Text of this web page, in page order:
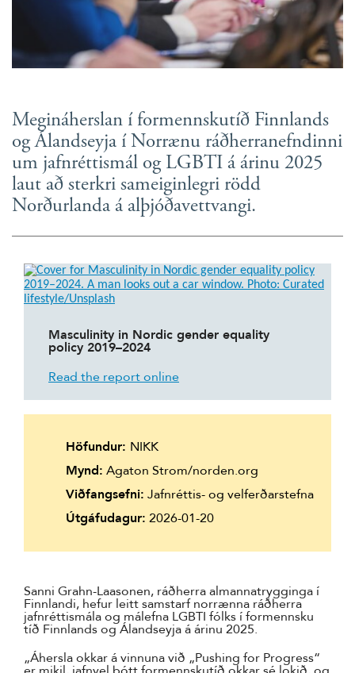
Megináherslan í formennskutíð Finnlands
og Álandseyja í Norrænu ráðherranefndinni
um jafnréttismál og LGBTI á árinu 2025
laut að sterkri sameiginlegri rödd
Norðurlanda á alþjóðavettvangi.
Sanni Grahn-Laasonen, ráðherra almannatrygginga í
Finnlandi, hefur leitt samstarf norrænna ráðherra
jafnréttismála og málefna LGBTI fólks í formennsku
tíð Finnlands og Álandseyja á árinu 2025.
„Áhersla okkar á vinnuna við „Pushing for Progress“
Masculinity in Nordic gender equality
policy 2019–2024
Read the report online
Höfundur: NIKK
Mynd: Agaton Strom/norden.org
Viðfangsefni: Jafnréttis- og velferðarstefna
Útgáfudagur: 2026-01-20